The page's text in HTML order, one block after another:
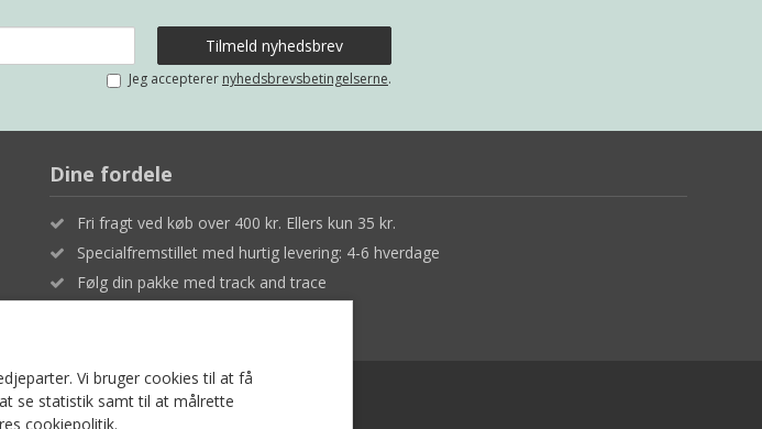
Jeg accepterer nyhedsbrevsbetingelserne.
Dine fordele
Fri fragt ved køb over 400 kr. Ellers kun 35 kr.
Specialfremstillet med hurtig levering: 4-6 hverdage
Følg din pakke med track and trace
Vi bruger cookies til at få
se statistik samt til at målrette
cookiepolitik.